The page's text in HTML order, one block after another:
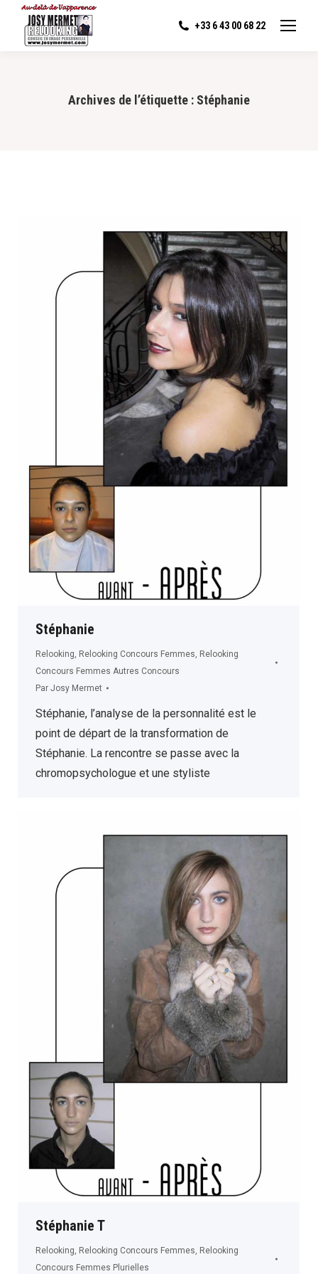
+33 6 43 00 68 22
Archives de l’étiquette : Stéphanie
Stéphanie
Relooking Relooking Concours Femmes Relooking
Concours Femmes Autres Concours
Par Josy Mermet
Stéphanie, l’analyse de la personnalité est le
point de départ de la transformation de
Stéphanie. La rencontre se passe avec la
chromopsychologue et une styliste
Stéphanie T
Relooking Relooking Concours Femmes Relooking
Concours Femmes Plurielles